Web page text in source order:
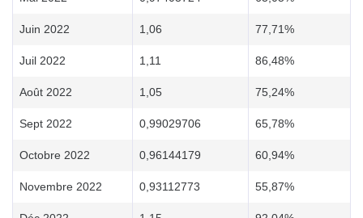
Juin 2022 1,06 77,71%
Juil 2022 1,11 86,48%
Août 2022 1,05 75,24%
Sept 2022 0,99029706 65,78%
Octobre 2022 0,96144179 60,94%
Novembre 2022 0,93112773 55,87%